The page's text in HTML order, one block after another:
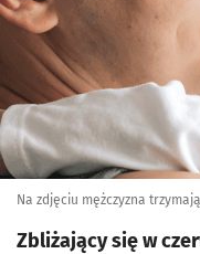
Na zdjęciu mężczyzna
Zbliżający się w